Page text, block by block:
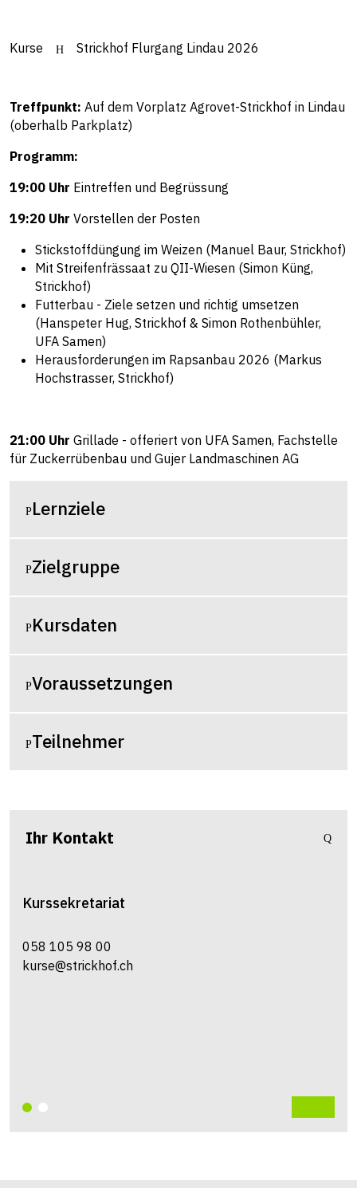
Kurse Strickhof Flurgang Lindau 2026
Treffpunkt: Auf dem Vorplatz Agrovet-Strickhof in Lindau
(oberhalb Parkplatz)
Programm:
19:00 Uhr Eintreffen und Begrüssung
19:20 Uhr Vorstellen der Posten
Stickstoffdüngung im Weizen (Manuel Baur, Strickhof)
Mit Streifenfrässaat zu QII-Wiesen (Simon Küng,
Strickhof)
Futterbau - Ziele setzen und richtig umsetzen
(Hanspeter Hug, Strickhof & Simon Rothenbühler,
UFA Samen)
Herausforderungen im Rapsanbau 2026 (Markus
Hochstrasser, Strickhof)
21:00 Uhr Grillade - offeriert von UFA Samen, Fachstelle
für Zuckerrübenbau und Gujer Landmaschinen AG
Lernziele
Zielgruppe
Kursdaten
Voraussetzungen
Teilnehmer
Ihr Kontakt
Kurssekretariat
058 105 98 00
kurse@strickhof.ch